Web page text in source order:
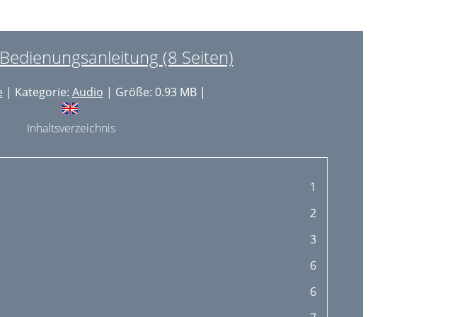
(8 Seiten)
| Kategorie: Audio | Größe: 0.93 MB |
Inhaltsverzeichnis
1
2
3
6
6